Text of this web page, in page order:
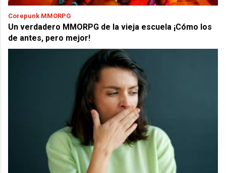
Corepunk MMORPG
Un verdadero MMORPG de la vieja escuela ¡Cómo los
de antes, pero mejor!